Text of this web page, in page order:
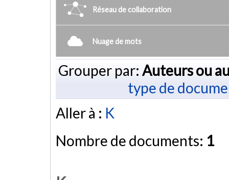
Réseau de collaboration
Nuage de mots
Grouper par: Auteurs ou
type de
Aller à : K
Nombre de documents: 1